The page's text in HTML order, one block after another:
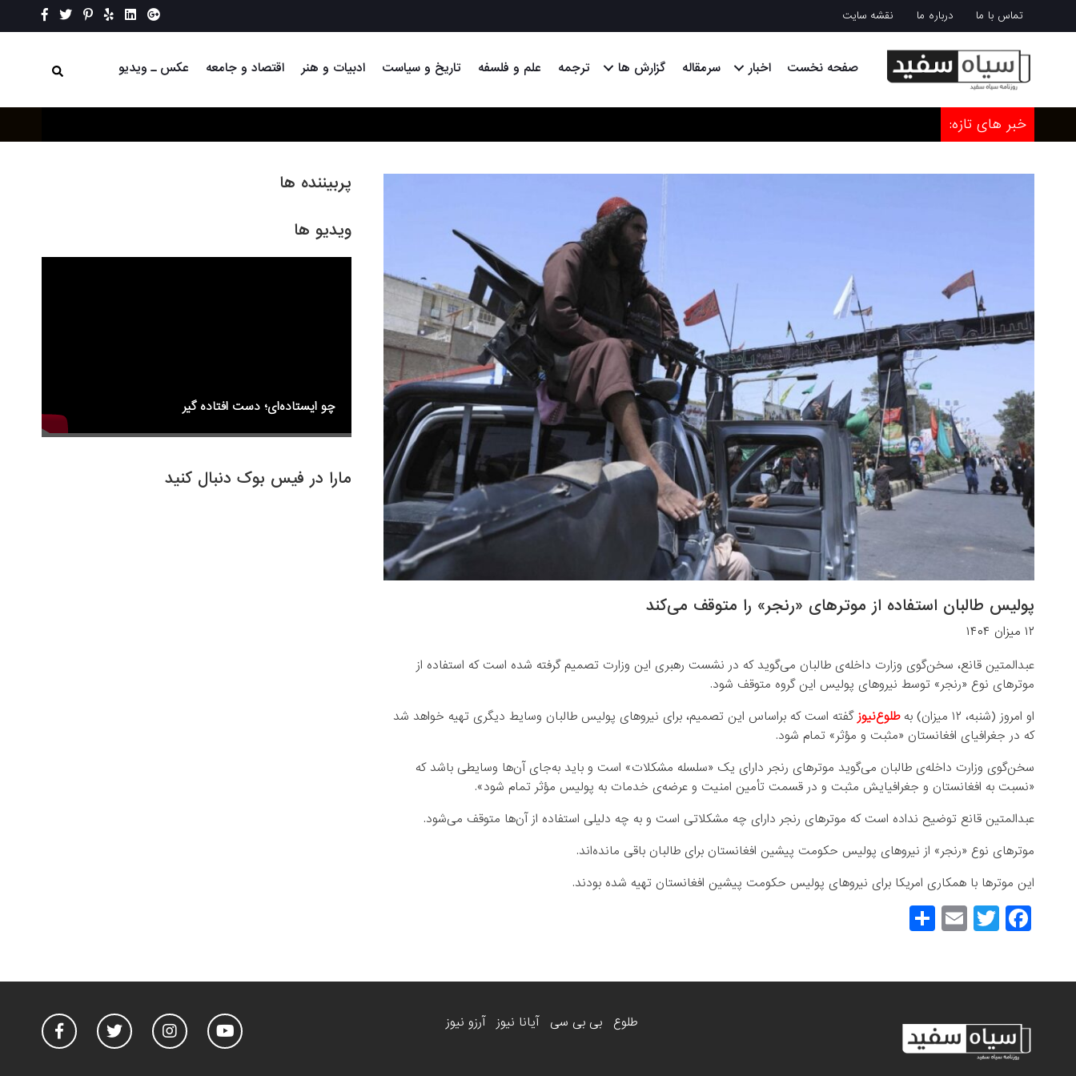
تماس با ما درباره ما نقشه سایت
صفحه نخست اخبار سرمقاله گزارش ها ترجمه علم و فلسفه تاریخ و سیاست ادبیات و هنر اقتصاد و جامعه عکس ـ ویدیو
خبر های تازه:
پربیننده ها
ویدیو ها
چو ایستاده‌ای؛ دست افتاده گیر
مارا در فیس بوک دنبال کنید
پولیس طالبان استفاده از موترهای «رنجر» را متوقف می‌کند
۱۲ میزان ۱۴۰۴
عبدالمتین قانع، سخن‌گوی وزارت داخله‌ی طالبان می‌گوید که در نشست رهبری این وزارت تصمیم گرفته شده است که استفاده از
موترهای نوع «رنجر» توسط نیروهای پولیس این گروه متوقف شود.
او امروز (شنبه، ۱۲ میزان) به
طلوع‌نیوزگفته است که براساس این تصمیم، برای نیروهای پولیس طالبان وسایط دیگری تهیه خواهد شد
که در جغرافیای افغانستان «مثبت و مؤثر» تمام شود.
سخن‌گوی وزارت داخله‌ی طالبان می‌گوید موترهای رنجر دارای یک «سلسله مشکلات» است و باید به‌جای آن‌ها وسایطی باشد که
«نسبت به افغانستان و جغرافیایش مثبت و در قسمت تأمین امنیت و عرضه‌ی خدمات به پولیس مؤثر تمام شود».
عبدالمتین قانع توضیح نداده است که موتر‌های رنجر دارای چه مشکلاتی است و به چه دلیلی استفاده از آن‌ها متوقف می‌شود.
موترهای نوع «رنجر» از نیروهای پولیس حکومت پیشین افغانستان برای طالبان باقی مانده‌اند.
این موترها با همکاری امریکا برای نیروهای پولیس حکومت پیشین افغانستان تهیه شده بودند.
F
a
e
b
o
T
wi
er
E
m
e
طلوع بی بی سی آیانا نیوز آرزو نیوز